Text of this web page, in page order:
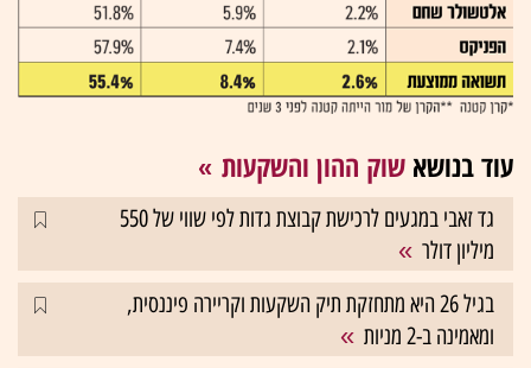
עוד בנושא שוק ההון והשקעות
גד זאבי במגעים לרכישת קבוצת גדות לפי שווי של 550
מיליון דולר
בגיל 26 היא מתחזקת תיק השקעות וקריירה פיננסית,
ומאמינה ב-2 מניות